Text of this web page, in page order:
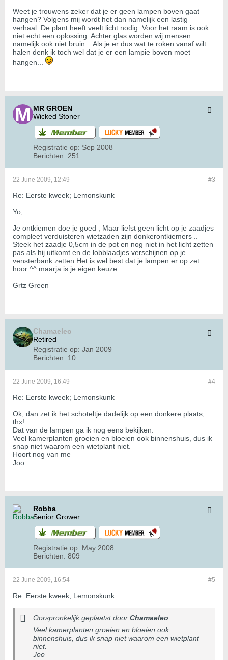
Weet je trouwens zeker dat je er geen lampen boven gaat
hangen? Volgens mij wordt het dan namelijk een lastig
verhaal. De plant heeft veelt licht nodig. Voor het raam is ook
niet echt een oplossing. Achter glas worden wij mensen
namelijk ook niet bruin... Als je er dus wat te roken vanaf wilt
halen denk ik toch wel dat je er een lampie boven moet
hangen...
MR GROEN
Wicked Stoner
Registratie op: Sep 2008
Berichten: 251
#3
22 June 2009, 12:49
Re: Eerste kweek; Lemonskunk
Yo,
Je ontkiemen doe je goed , Maar liefst geen licht op je zaadjes
compleet verduisteren wietzaden zijn donkerontkiemers ..
Steek het zaadje 0,5cm in de pot en nog niet in het licht zetten
pas als hij uitkomt en de lobblaadjes verschijnen op je
vensterbank zetten Het is wel best dat je lampen er op zet
hoor ^^ maarja is je eigen keuze
Grtz Green
Chamaeleo
Retired
Registratie op: Jan 2009
Berichten: 10
#4
22 June 2009, 16:49
Re: Eerste kweek; Lemonskunk
Ok, dan zet ik het schoteltje dadelijk op een donkere plaats,
thx!
Dat van de lampen ga ik nog eens bekijken.
Veel kamerplanten groeien en bloeien ook binnenshuis, dus ik
snap niet waarom een wietplant niet.
Hoort nog van me
Joo
Robba
Senior Grower
Registratie op: May 2008
Berichten: 809
#5
22 June 2009, 16:54
Re: Eerste kweek; Lemonskunk
Oorspronkelijk geplaatst door Chamaeleo
Veel kamerplanten groeien en bloeien ook
binnenshuis, dus ik snap niet waarom een wietplant
niet.
Joo